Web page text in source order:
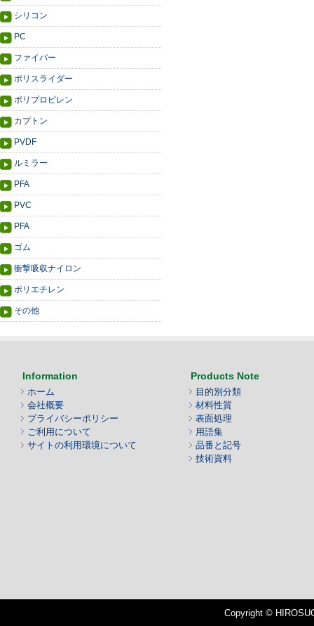
シリコン
PC
ファイバー
ポリスライダー
ポリプロピレン
カプトン
PVDF
ルミラー
PFA
PVC
PFA
ゴム
衝撃吸収ナイロン
ポリエチレン
その他
Information
ホーム
会社概要
プライバシーポリシー
ご利用について
サイトの利用環境について
Products Note
目的別分類
材料性質
表面処理
用語集
品番と記号
技術資料
Copyright ©